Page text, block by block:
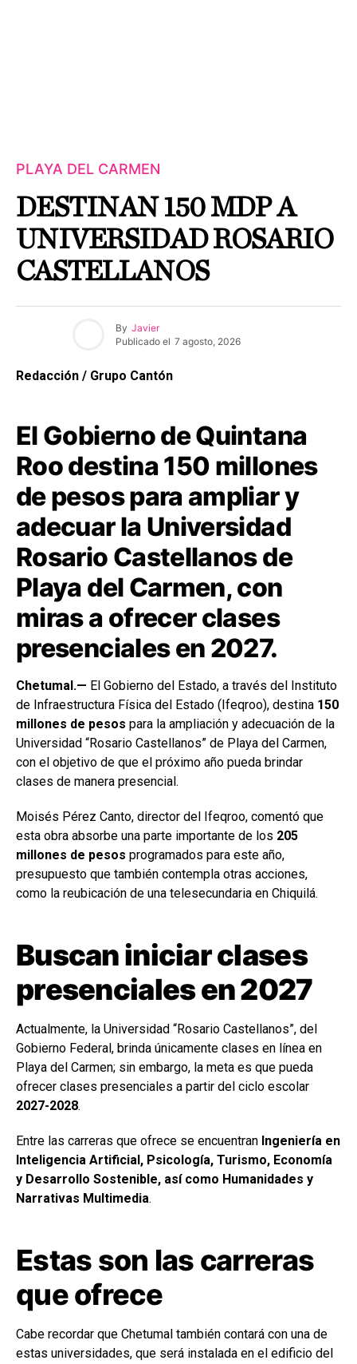
PLAYA DEL CARMEN
DESTINAN 150 MDP A
UNIVERSIDAD ROSARIO
CASTELLANOS
By Javier
Publicado el 7 agosto, 2026
Redacción / Grupo Cantón
El Gobierno de Quintana
Roo destina 150 millones
de pesos para ampliar y
adecuar la Universidad
Rosario Castellanos de
Playa del Carmen, con
miras a ofrecer clases
presenciales en 2027.
Chetumal.— El Gobierno del Estado, a través del Instituto
de Infraestructura Física del Estado (Ifeqroo), destina 150
millones de pesos para la ampliación y adecuación de la
Universidad “Rosario Castellanos” de Playa del Carmen,
con el objetivo de que el próximo año pueda brindar
clases de manera presencial.
Moisés Pérez Canto, director del Ifeqroo, comentó que
esta obra absorbe una parte importante de los 205
millones de pesos programados para este año,
presupuesto que también contempla otras acciones,
como la reubicación de una telesecundaria en Chiquilá.
Buscan iniciar clases
presenciales en 2027
Actualmente, la Universidad “Rosario Castellanos”, del
Gobierno Federal, brinda únicamente clases en línea en
Playa del Carmen; sin embargo, la meta es que pueda
ofrecer clases presenciales a partir del ciclo escolar
2027-2028.
Entre las carreras que ofrece se encuentran Ingeniería en
Inteligencia Artificial, Psicología, Turismo, Economía
y Desarrollo Sostenible, así como Humanidades y
Narrativas Multimedia.
Estas son las carreras
que ofrece
Cabe recordar que Chetumal también contará con una de
estas universidades, que será instalada en el edificio del